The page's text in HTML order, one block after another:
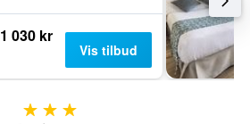
1 030 kr
Vis tilbud
3 stjerner